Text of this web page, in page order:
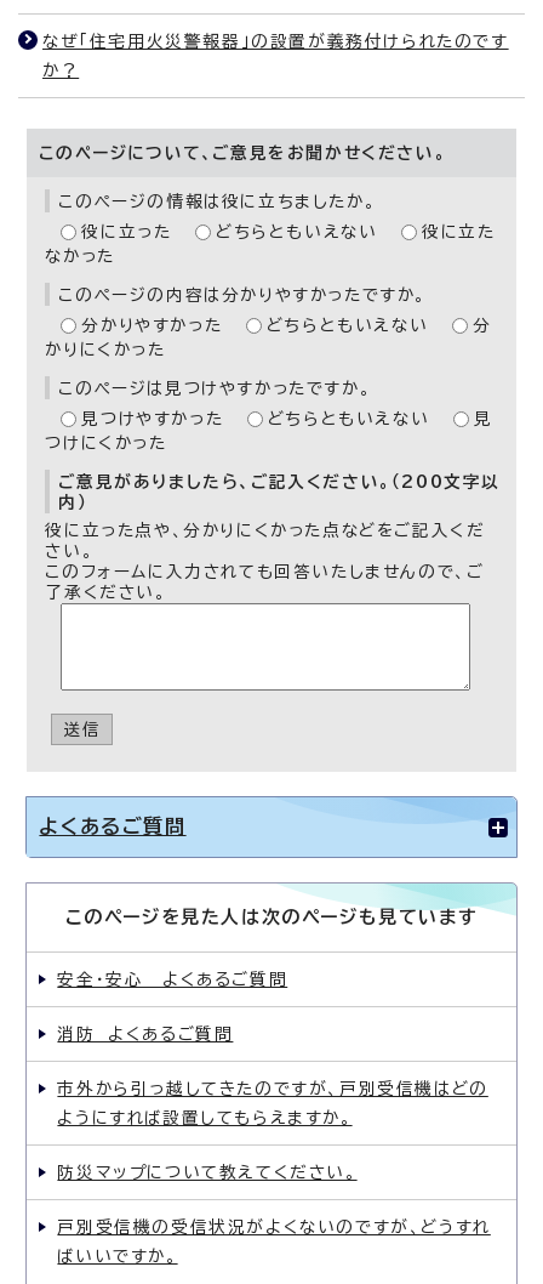
なぜ「住宅用火災警報器」の設置が義務付けられたのです
か？
このページについて、ご意見をお聞かせください。
このページの情報は役に立ちましたか。
役に立った
どちらともいえない
役に立た
なかった
このページの内容は分かりやすかったですか。
分かりやすかった
どちらともいえない
分
かりにくかった
このページは見つけやすかったですか。
見つけやすかった
どちらともいえない
見
つけにくかった
ご意見がありましたら、ご記入ください。（200文字以
内）
役に立った点や、分かりにくかった点などをご記入くだ
さい。
このフォームに入力されても回答いたしませんので、ご
了承ください。
送信
よくあるご質問
このページを見た人は次のページも見ています
安全・安心 よくあるご質問
消防 よくあるご質問
市外から引っ越してきたのですが、戸別受信機はどの
ようにすれば設置してもらえますか。
防災マップについて教えてください。
戸別受信機の受信状況がよくないのですが、どうすれ
ばいいですか。